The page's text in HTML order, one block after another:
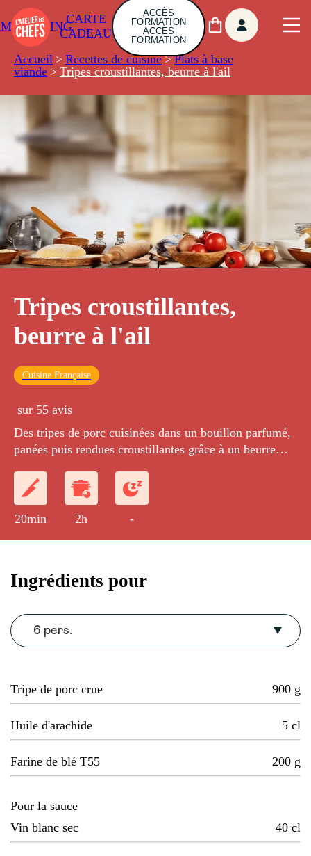
CARTE
CADEAU
ACCÈS
FORMATION
ACCÈS
FORMATION
Accueil > Recettes de cuisine > Plats à base
viande > Tripes croustillantes, beurre à l'ail
Tripes croustillantes,
beurre à l'ail
Cuisine Française
sur 55 avis
Des tripes de porc cuisinées dans un bouillon parfumé,
panées puis rendues croustillantes grâce à un beurre
fondantes.
20min 2h -
Ingrédients pour
6 pers.
Tripe de porc crue 900 g
Huile d'arachide 5 cl
Farine de blé T55 200 g
Pour la sauce
Vin blanc sec
40 cl